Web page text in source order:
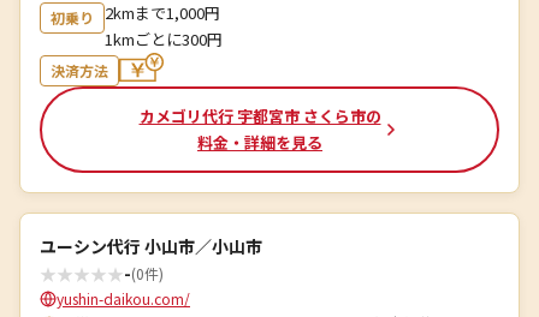
初乗り
2kmまで1,000円
1kmごとに300円
決済方法
カメゴリ代行 宇都宮市 さくら市の
料金・詳細を見る
ユーシン代行 小山市／小山市
★★★★★-(0件)
yushin-daikou.com/